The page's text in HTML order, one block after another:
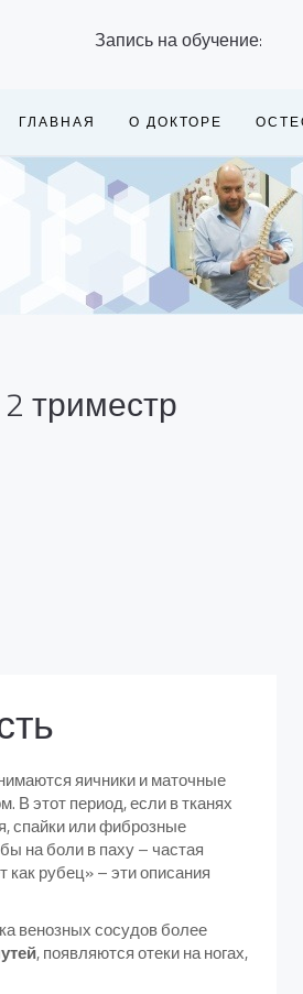
Запись на обучение:
ГЛАВНАЯ О ДОКТОРЕ
триместр
яичники и маточные
В этот период, если в тканях
спайки или фиброзные
на боли в паху – частая
рубец» – эти описания
венозных сосудов более
, появляются отеки на ногах,